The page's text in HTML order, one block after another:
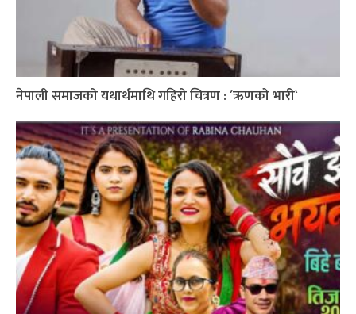
नेपाली समाजको यथार्थमाथि गहिरो चित्रण : ´ऋणको भारी`